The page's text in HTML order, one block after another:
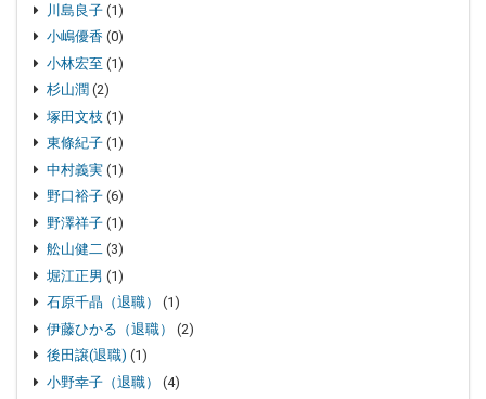
川島良子(1)
小嶋優香 (0)
小林宏至 (1)
杉山潤 (2)
塚田文枝(1)
東條紀子(1)
中村義実(1)
野口裕子(6)
野澤祥子(1)
舩山健二(3)
堀江正男 (1)
石原千晶（退職）
(1)
伊藤ひかる（退職）
(2)
後田譲(退職) (1)
小野幸子（退職）
(4)